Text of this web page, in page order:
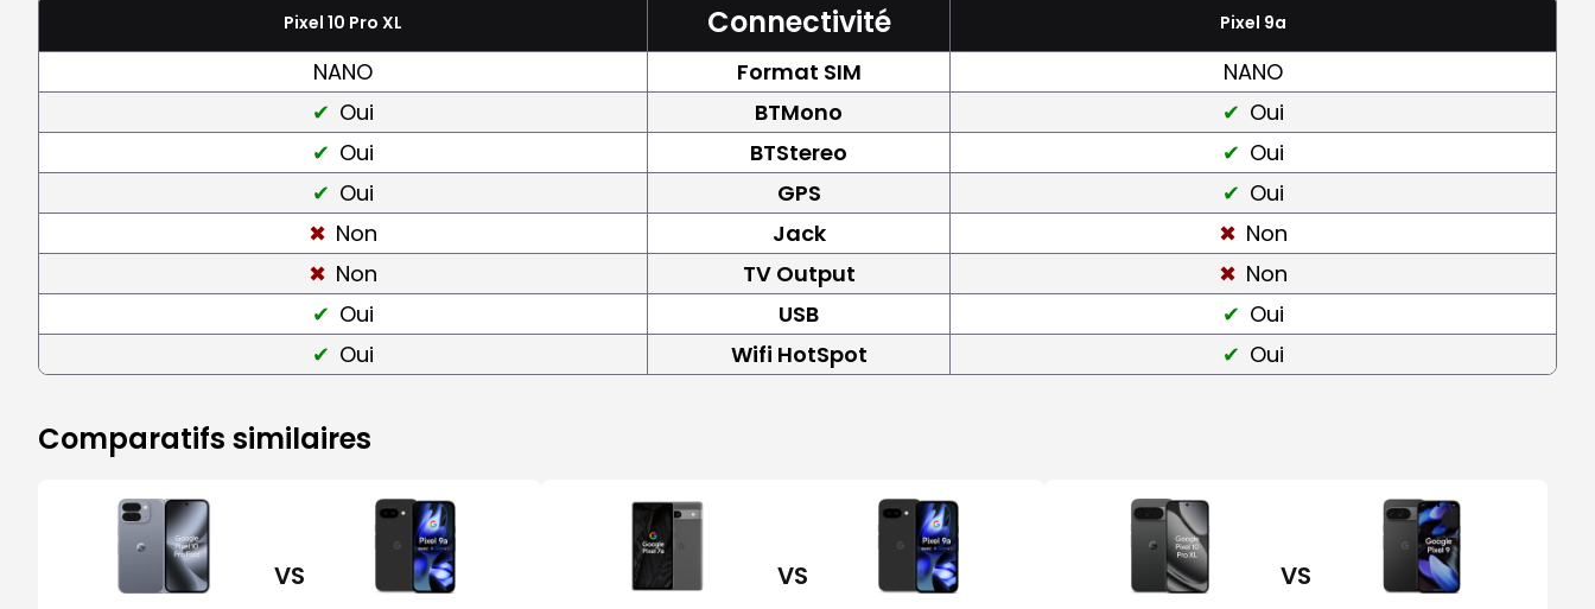
Pixel 10 Pro XL Connectivité Pixel 9a
NANO Format SIM
NANO
Oui
BTMono
Oui
Oui
BTStereo
Oui
Oui
GPS
Oui
Non
Jack
Non
Non
TV Output
Non
Oui
USB
Oui
Oui
Wifi HotSpot Oui
Comparatifs similaires
VS VS VS